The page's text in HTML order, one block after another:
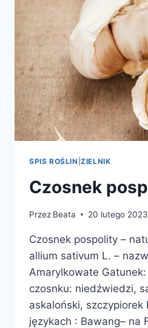
SPIS ROŚLIN |ZIELNIK
Czosnek
Przez Beata 20 lutego 2023
Czosnek pospolity –
allium sativum L. –
Amarylkowate
czosnku: niedźwiedzi,
askaloński, szczypiorek
językach : Bawang– na